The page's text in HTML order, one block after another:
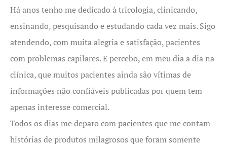
Há anos tenho me dedicado à tricologia, clinicando,
ensinando, pesquisando e estudando cada vez mais. Sigo
atendendo, com muita alegria e satisfação, pacientes
com problemas capilares. E percebo, em meu dia a dia na
clínica, que muitos pacientes ainda são vítimas de
informações não confiáveis publicadas por quem tem
apenas interesse comercial.
Todos os dias me deparo com pacientes que me contam
histórias de produtos milagrosos que foram somente